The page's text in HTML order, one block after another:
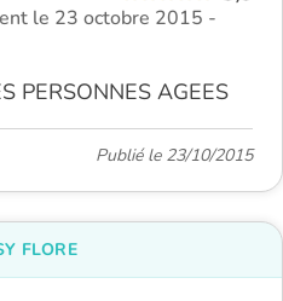
le 23 octobre 2015 -
PERSONNES AGEES
Publié le 23/10/2015
FLORE